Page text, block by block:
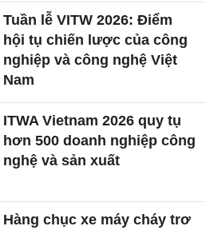
Tuần lễ VITW 2026: Điểm
hội tụ chiến lược của công
nghiệp và công nghệ Việt
Nam
ITWA Vietnam 2026 quy tụ
hơn 500 doanh nghiệp công
nghệ và sản xuất
Hàng chục xe máy cháy trơ